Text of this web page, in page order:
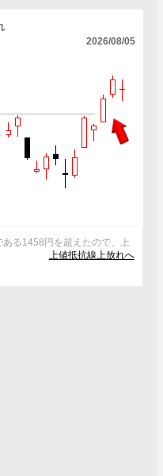
2026/08/05
る1458円を超えたので、上
上値抵抗線上放れへ